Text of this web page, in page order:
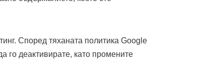
Според тяханата политика Google
го деактивирате, като промените